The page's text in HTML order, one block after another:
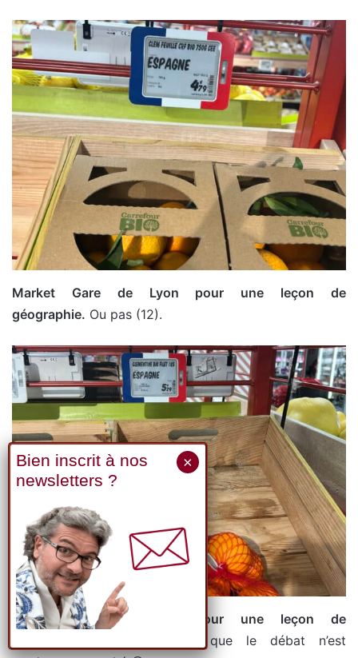
Market Gare de Lyon pour une leçon de
géographie. Ou pas (12).
Market Gare de Lyon pour une leçon de
Ça, c’est vrai que le débat n’est